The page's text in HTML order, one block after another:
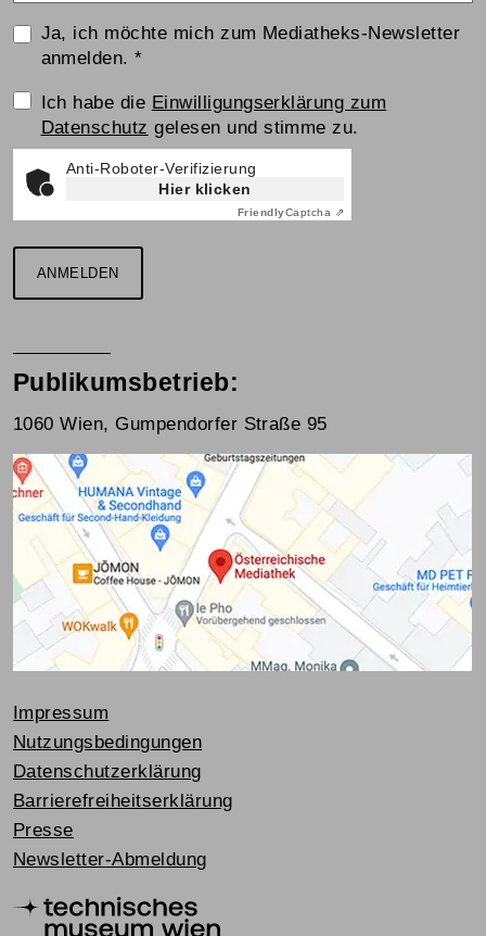
Ja, ich möchte mich zum Mediatheks-Newsletter
anmelden.*
Einwilligungserklärung
Ich habe die Einwilligungserklärung zum
Datenschutz gelesen und stimme zu.
Anti-Roboter-Verifizierung
Hier klicken
FriendlyCaptcha ⇗
ANMELDEN
Publikumsbetrieb:
1060 Wien, Gumpendorfer Straße 95
Impressum
Nutzungsbedingungen
Datenschutzerklärung
Barrierefreiheitserklärung
Presse
Newsletter-Abmeldung